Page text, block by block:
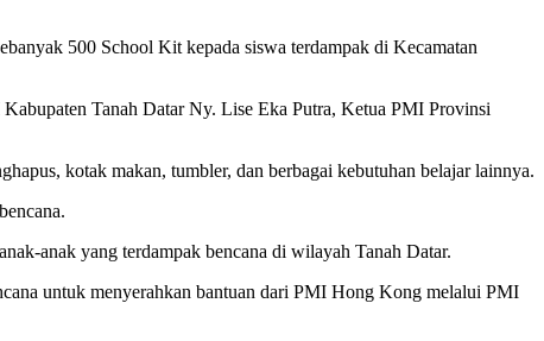
500 School Kit kepada siswa terdampak di Kecamatan
Tanah Datar Ny. Lise Eka Putra, Ketua PMI Provinsi
kotak makan, tumbler, dan berbagai kebutuhan belajar lainnya.
anak yang terdampak bencana di wilayah Tanah Datar.
untuk menyerahkan bantuan dari PMI Hong Kong melalui PMI